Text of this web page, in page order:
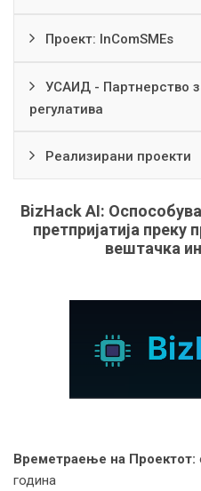
Проект: InComSMEs
УСАИД - Партнерство
регулатива
Реализирани проекти
BizHack AI:
претпријатија преку
вештачка
Времетраење на Проектот:
година